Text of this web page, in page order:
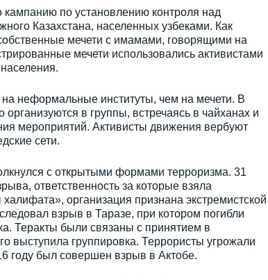
по установлению контроля над
Казахстана, населенных узбеками. Как
мечети с имамами, говорящими на
мечети использовались активистами
неформальные институты, чем на мечети. В
в группы, встречаясь в чайханах и
мероприятий. Активисты движения вербуют
сети.
с открытыми формами терроризма. 31
ответственность за которые взяла
организация признана экстремистской
взрыв в Таразе, при котором погибли
Теракты были связаны с принятием в
выступила группировка. Террористы угрожали
году был совершен взрыв в Актобе.